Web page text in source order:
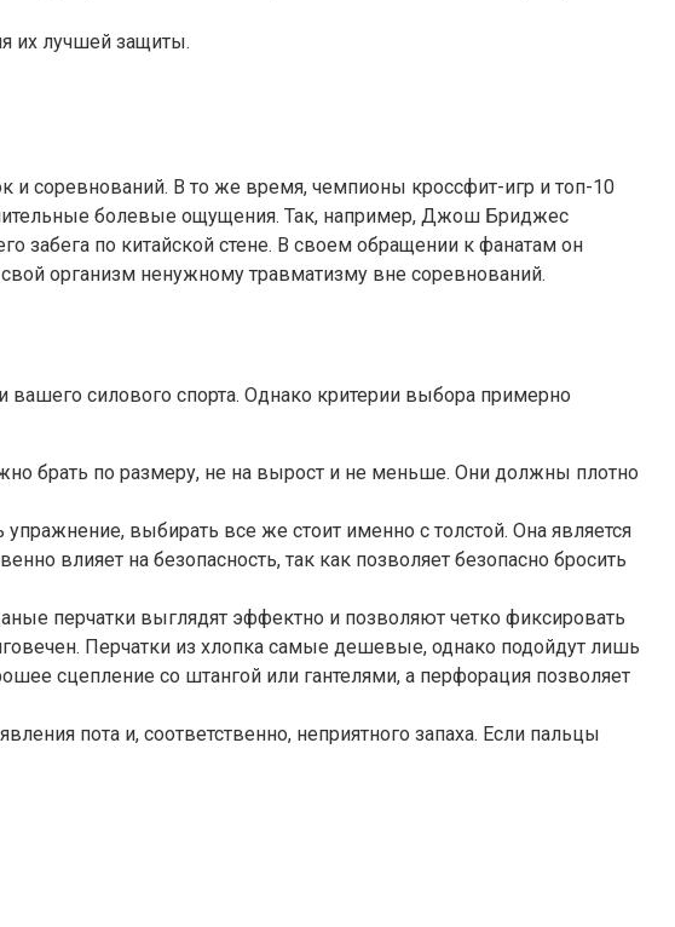
их лучшей защиты.
и соревнований. В то же время, чемпионы кроссфит-игр и топ-10
болевые ощущения. Так, например, Джош Бриджес
забега по китайской стене. В своем обращении к фанатам он
организм ненужному травматизму вне соревнований.
силового спорта. Однако критерии выбора примерно
брать по размеру, не на вырост и не меньше. Они должны плотно
выбирать все же стоит именно с толстой. Она является
влияет на безопасность, так как позволяет безопасно бросить
перчатки выглядят эффектно и позволяют четко фиксировать
Перчатки из хлопка самые дешевые, однако подойдут лишь
сцепление со штангой или гантелями, а перфорация позволяет
пота и, соответственно, неприятного запаха. Если пальцы